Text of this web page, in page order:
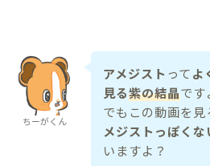
ちーがくん
アメジスト ってよ
見る紫の結晶です
でもこの動画を
メジストっぽくな
いますよ？